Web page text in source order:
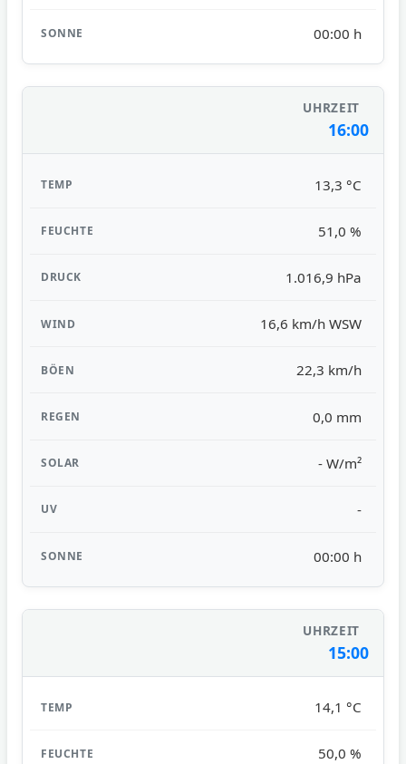
00:00 h
16:00
13,3 °C
51,0 %
1.016,9 hPa
16,6 km/h WSW
22,3 km/h
0,0 mm
- W/m²
-
00:00 h
15:00
14,1 °C
50,0 %